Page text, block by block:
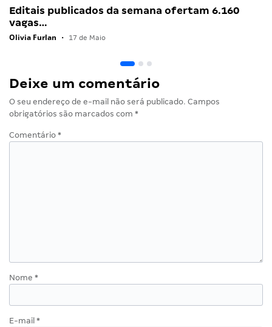
Editais publicados da semana ofertam 6.160
vagas…
Olivia Furlan • 17 de Maio
Deixe um comentário
O seu endereço de e-mail não será publicado. Campos
obrigatórios são marcados com *
Comentário *
Nome *
E-mail *